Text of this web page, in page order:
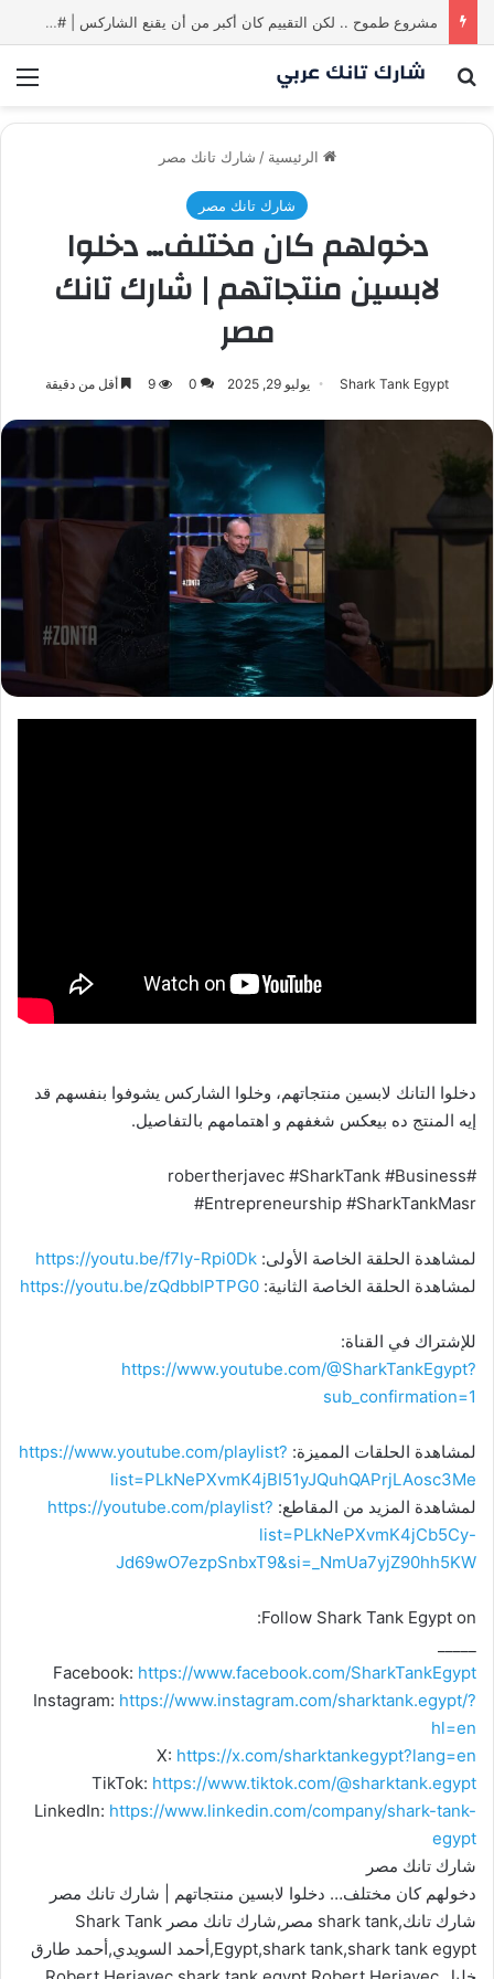
مشروع طموح .. لكن التقييم كان أكبر من أن يقنع الشاركس | #شارك تانك لعراق
بحث عن
الرئيسية / شارك تانك مصر
شارك تانك مصر
دخولهم كان مختلف… دخلوا
لابسين منتجاتهم | شارك تانك
مصر
Shark Tank Egypt يوليو 29, 2025 0
9 أقل من دقيقة
دخلوا التانك لابسين منتجاتهم، وخلوا الشاركس يشوفوا بنفسهم قد
إيه المنتج ده بيعكس شغفهم و اهتمامهم بالتفاصيل.
#robertherjavec #SharkTank #Business
#Entrepreneurship #SharkTankMasr
لمشاهدة الحلقة الخاصة الأولى: https://youtu.be/f7ly-Rpi0Dk
لمشاهدة الحلقة الخاصة الثانية: https://youtu.be/zQdbbIPTPG0
للإشتراك في القناة:
https://www.youtube.com/@SharkTankEgypt?
sub_confirmation=1
لمشاهدة الحلقات المميزة: https://www.youtube.com/playlist?
list=PLkNePXvmK4jBI51yJQuhQAPrjLAosc3Me
لمشاهدة المزيد من المقاطع: https://youtube.com/playlist?
list=PLkNePXvmK4jCb5Cy-
Jd69wO7ezpSnbxT9&si=_NmUa7yjZ90hh5KW
Follow Shark Tank Egypt on:
Facebook: https://www.facebook.com/SharkTankEgypt
Instagram: https://www.instagram.com/sharktank.egypt/?
hl=en
X: https://x.com/sharktankegypt?lang=en
TikTok: https://www.tiktok.com/@sharktank.egypt
LinkedIn: https://www.linkedin.com/company/shark-tank-
egypt
شارك تانك مصر
دخولهم كان مختلف… دخلوا لابسين منتجاتهم | شارك تانك مصر
شارك تانك,shark tank مصر,شارك تانك مصر Shark Tank
Egypt,shark tank,shark tank egypt,أحمد السويدي,أحمد طارق